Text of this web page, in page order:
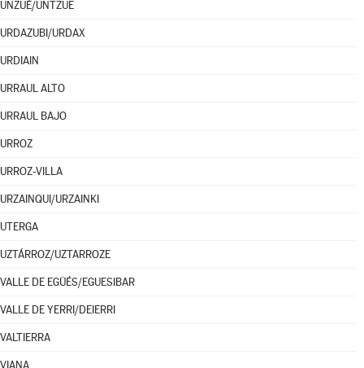
UNZUÉ/UNTZUE
URDAZUBI/URDAX
URDIAIN
URRAUL ALTO
URRAUL BAJO
URROZ
URROZ-VILLA
URZAINQUI/URZAINKI
UTERGA
UZTÁRROZ/UZTARROZE
VALLE DE EGÜÉS/EGUESIBAR
VALLE DE YERRI/DEIERRI
VALTIERRA
VIANA